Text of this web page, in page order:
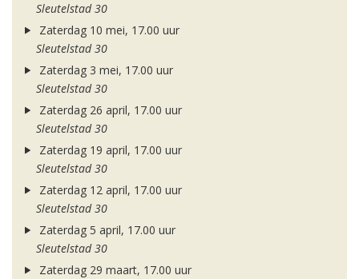
Sleutelstad 30
Zaterdag 10 mei, 17.00 uur
Sleutelstad 30
Zaterdag 3 mei, 17.00 uur
Sleutelstad 30
Zaterdag 26 april, 17.00 uur
Sleutelstad 30
Zaterdag 19 april, 17.00 uur
Sleutelstad 30
Zaterdag 12 april, 17.00 uur
Sleutelstad 30
Zaterdag 5 april, 17.00 uur
Sleutelstad 30
Zaterdag 29 maart, 17.00 uur